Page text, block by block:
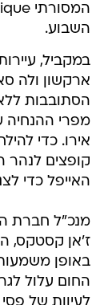
השבוע.
במקביל,
ארקשון ולה
הסתובבות
אירו. כדי
קופצים לנהר
האייפל כדי
ז'אן קסטקס,
באופן
החום עלול
לעיוות של